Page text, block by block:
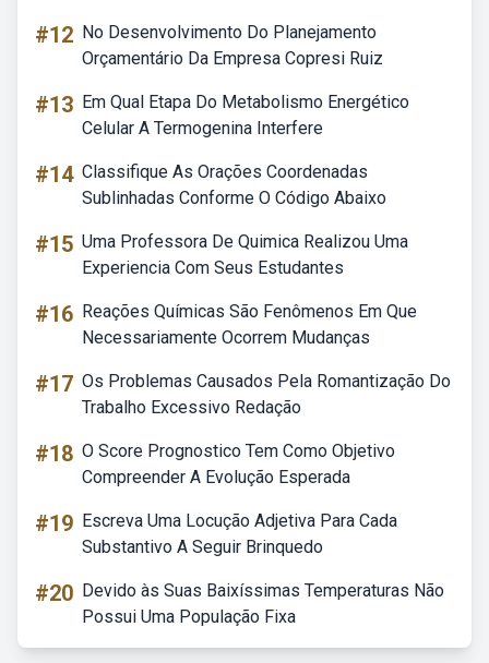
#12 No Desenvolvimento Do Planejamento
Orçamentário Da Empresa Copresi Ruiz
#13 Em Qual Etapa Do Metabolismo Energético
Celular A Termogenina Interfere
#14 Classifique As Orações Coordenadas
Sublinhadas Conforme O Código Abaixo
#15 Uma Professora De Quimica Realizou Uma
Experiencia Com Seus Estudantes
#16 Reações Químicas São Fenômenos Em Que
Necessariamente Ocorrem Mudanças
#17 Os Problemas Causados Pela Romantização Do
Trabalho Excessivo Redação
#18 O Score Prognostico Tem Como Objetivo
Compreender A Evolução Esperada
#19 Escreva Uma Locução Adjetiva Para Cada
Substantivo A Seguir Brinquedo
#20 Devido às Suas Baixíssimas Temperaturas Não
Possui Uma População Fixa